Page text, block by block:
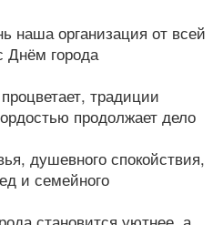
наша организация от всей
Днём города
традиции
продолжает дело
душевного спокойствия,
и семейного